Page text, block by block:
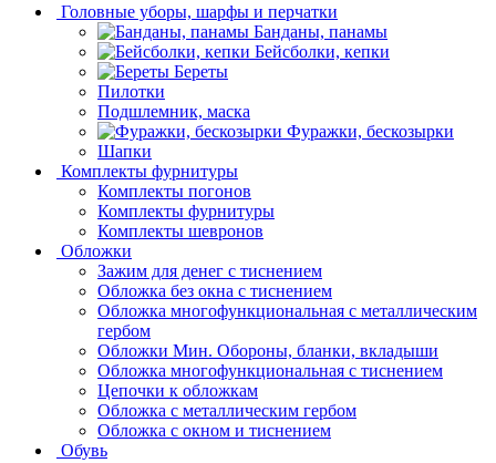
Головные уборы, шарфы и перчатки
Банданы, панамы
Бейсболки, кепки
Береты
Пилотки
Подшлемник, маска
Фуражки, бескозырки
Шапки
Комплекты фурнитуры
Комплекты погонов
Комплекты фурнитуры
Комплекты шевронов
Обложки
Зажим для денег с тиснением
Обложка без окна с тиснением
Обложка многофункциональная с металлическим
гербом
Обложки Мин. Обороны, бланки, вкладыши
Обложка многофункциональная с тиснением
Цепочки к обложкам
Обложка с металлическим гербом
Обложка с окном и тиснением
Обувь